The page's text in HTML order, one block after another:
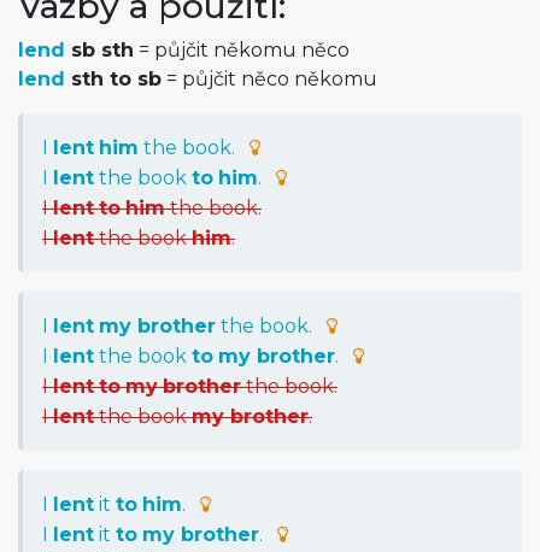
lend sb sth = půjčit někomu něco
lend sth to sb = půjčit něco někomu
I lent him the book.
I lent the book to him.
Ilent to himthe book.
Ilentthe bookhim.
I lent my brother the book.
I lent the book to my brother.
Ilent to my brotherthe book.
Ilentthe bookmy brother.
I lent it to him.
I lent it to my brother.